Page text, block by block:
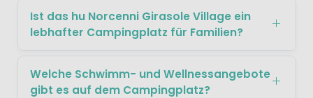
Ist das hu Norcenni Girasole Village ein
lebhafter Campingplatz für Familien?
Welche Schwimm- und Wellnessangebote
gibt es auf dem Campingplatz?